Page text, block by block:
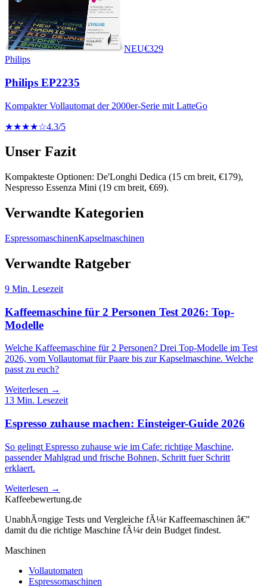
NEU€329
Philips
Philips EP2235
Kompakter Vollautomat der 2000er-Serie mit LatteGo
★★★★☆4.3/5
Unser Fazit
Kompakteste Optionen: De'Longhi Dedica (15 cm breit, €179),
Nespresso Essenza Mini (19 cm breit, €69).
Verwandte Kategorien
EspressomaschinenKapselmaschinen
Verwandte Ratgeber
9 Min. Lesezeit
Kaffeemaschine für 2 Personen Test 2026: Top-
Modelle
Welche Kaffeemaschine für 2 Personen? Drei Top-Modelle im Test
2026, vom Vollautomat für Paare bis zur Kapselmaschine. Welche
passt zu euch?
Weiterlesen →
13 Min. Lesezeit
Espresso zuhause machen: Einsteiger-Guide 2026
So gelingt Espresso zuhause wie im Cafe: richtige Maschine,
passender Mahlgrad und frische Bohnen, Schritt fuer Schritt
erklaert.
Weiterlesen →
Kaffeebewertung.de
UnabhÃ¤ngige Tests und Vergleiche fÃ¼r Kaffeemaschinen â€”
damit du die richtige Maschine fÃ¼r dein Budget findest.
Maschinen
Vollautomaten
Espressomaschinen